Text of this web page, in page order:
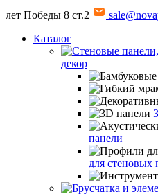
лет Победы 8 ст.2
Каталог
декор
панели
для стеновых